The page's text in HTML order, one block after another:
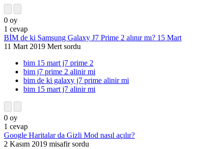
0 oy
1 cevap
BİM de ki Samsung Galaxy J7 Prime 2 alınır mı? 15 Mart
11 Mart 2019 Mert sordu
bim 15 mart j7 prime 2
bim j7 prime 2 alinir mi
bim de ki galaxy j7 prime alinir mi
bim 15 mart j7 alinir mi
0 oy
1 cevap
Google Haritalar da Gizli Mod nasıl açılır?
2 Kasım 2019 misafir sordu